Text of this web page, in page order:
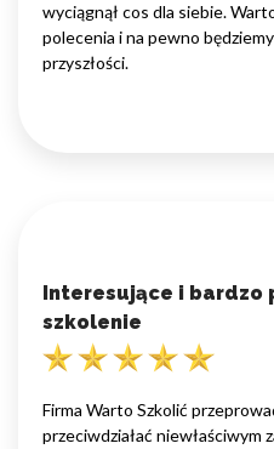
wyciągnął cos dla siebie.
polecenia i na pewno
przyszłości.
Interesujące i bardzo
szkolenie
Firma Warto Szkolić
przeciwdziałać niewłaściwym